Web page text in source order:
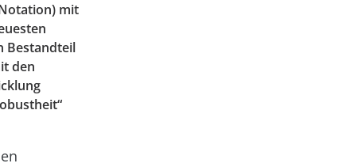
mit
Bestandteil
den